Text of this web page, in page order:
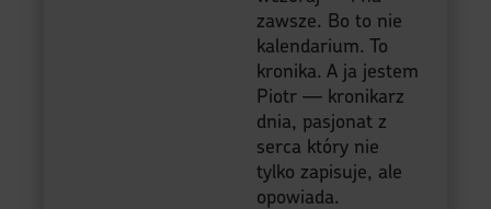
zawsze. Bo to nie
kalendarium. To
kronika. A ja jestem
Piotr — kronikarz
dnia, pasjonat z
serca który nie
tylko zapisuje, ale
opowiada.